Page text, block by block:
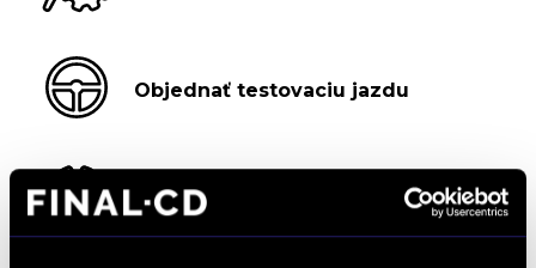
Objednať testovaciu jazdu
Objednať náhradný diel
a príslušenstvo